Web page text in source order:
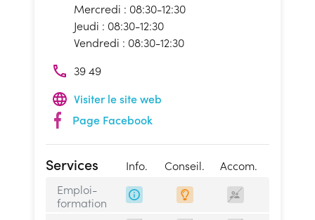
Mercredi : 08:30-12:30
Jeudi : 08:30-12:30
Vendredi : 08:30-12:30
39 49
Visiter le site web
Page Facebook
Services Info. Conseil.
Accom.
Emploi-
formation